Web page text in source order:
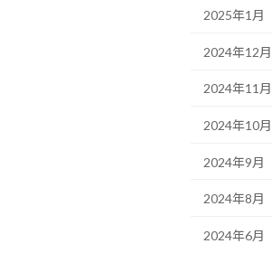
2025年1月
2024年12月
2024年11月
2024年10月
2024年9月
2024年8月
2024年6月